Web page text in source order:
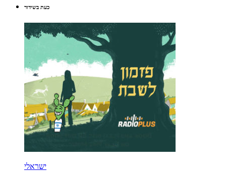
כעת בשידור
ישראלי